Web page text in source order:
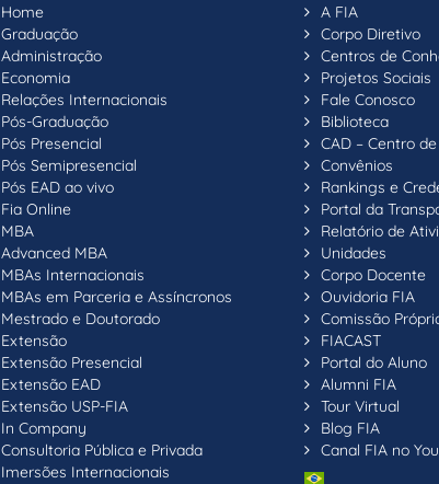
Home
Graduação
Administração
Economia
Relações Internacionais
Pós-Graduação
Pós Presencial
Pós Semipresencial
Pós EAD ao vivo
Fia Online
MBA
Advanced MBA
MBAs Internacionais
MBAs em Parceria e Assíncronos
Mestrado e Doutorado
Extensão
Extensão Presencial
Extensão EAD
Extensão USP-FIA
In Company
Consultoria Pública e Privada
Imersões Internacionais
A FIA
Corpo Diretivo
Centros de
Projetos Sociais
Fale Conosco
Biblioteca
CAD – Centro
Convênios
Rankings e
Portal da
Relatório de
Unidades
Corpo Docente
Ouvidoria FIA
Comissão
FIACAST
Portal do Aluno
Alumni FIA
Tour Virtual
Blog FIA
Canal FIA no